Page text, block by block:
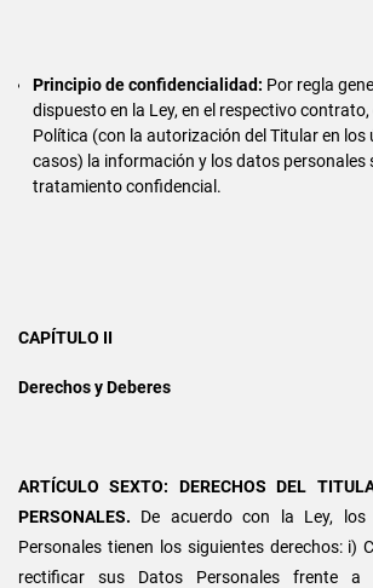
Principio de confidencialidad: Por regla
dispuesto en la Ley, en el respectivo
Política (con la autorización del Titular en los
casos) la información y los datos personales
tratamiento confidencial.
CAPÍTULO II
Derechos y Deberes
ARTÍCULO SEXTO: DERECHOS DEL
PERSONALES. De acuerdo con la Ley, los
Personales tienen los siguientes derechos: i)
rectificar sus Datos Personales frente